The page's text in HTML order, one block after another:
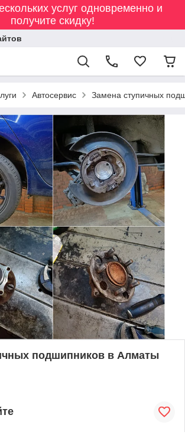
услуг одновременно и
получите скидку!
Автосервис Замена ступичных
подшипников в Алматы